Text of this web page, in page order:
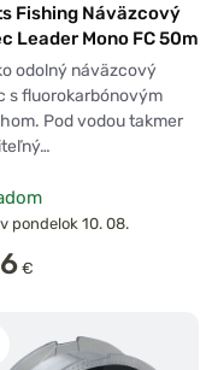
Fishing Náväzcový
Leader Mono FC 50m
odolný náväzcový
s fluorokarbónovým
Pod vodou takmer
pondelok 10. 08.
€